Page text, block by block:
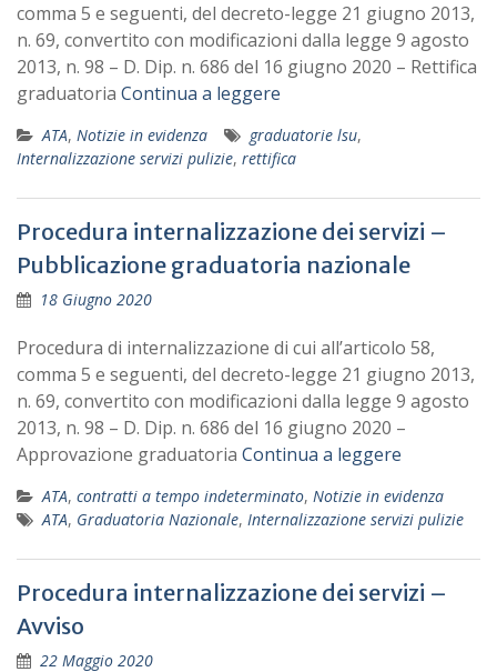
comma 5 e seguenti, del decreto-legge 21 giugno 2013,
n. 69, convertito con modificazioni dalla legge 9 agosto
2013, n. 98 – D. Dip. n. 686 del 16 giugno 2020 – Rettifica
graduatoria Continua a leggere
ATA, Notizie in evidenza graduatorie lsu,
Internalizzazione servizi pulizie, rettifica
Procedura internalizzazione dei servizi –
Pubblicazione graduatoria nazionale
18 Giugno 2020
Procedura di internalizzazione di cui all’articolo 58,
comma 5 e seguenti, del decreto-legge 21 giugno 2013,
n. 69, convertito con modificazioni dalla legge 9 agosto
2013, n. 98 – D. Dip. n. 686 del 16 giugno 2020 –
Approvazione graduatoria Continua a leggere
ATA, contratti a tempo indeterminato, Notizie in evidenza
ATA, Graduatoria Nazionale, Internalizzazione servizi pulizie
Procedura internalizzazione dei servizi –
Avviso
22 Maggio 2020